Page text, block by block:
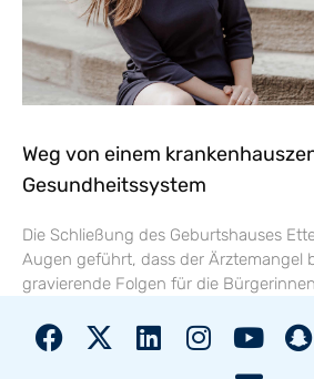
Weg von einem
Gesundheitssystem
Die Schließung des Geburtshauses
Augen geführt, dass der Ärztemangel
gravierende Folgen für die